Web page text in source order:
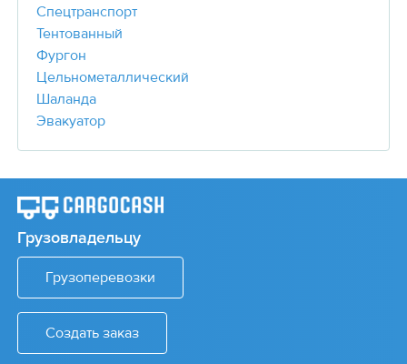
Спецтранспорт
Тентованный
Фургон
Цельнометаллический
Шаланда
Эвакуатор
Грузовладельцу
Грузоперевозки
Создать заказ